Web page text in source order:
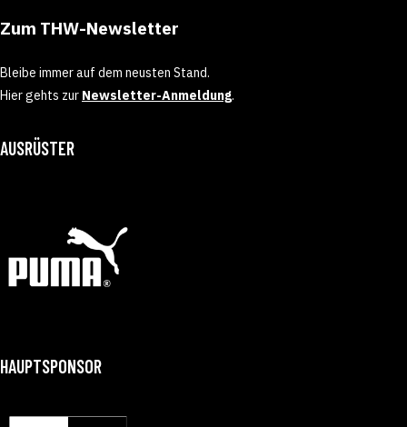
Zum THW-Newsletter
Bleibe immer auf dem neusten Stand.
Hier gehts zur Newsletter-Anmeldung.
AUSRÜSTER
HAUPTSPONSOR